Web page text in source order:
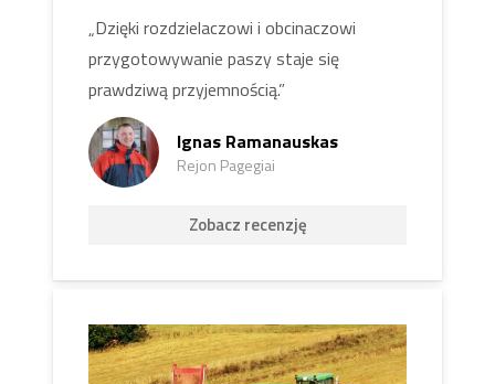
„Dzięki rozdzielaczowi i obcinaczowi
przygotowywanie paszy staje się
prawdziwą przyjemnością.”
Ignas Ramanauskas
Rejon Pagegiai
Zobacz recenzję